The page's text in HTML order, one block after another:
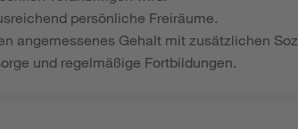
persönliche Freiräume.
angemessenes Gehalt mit zusätzlichen
und regelmäßige Fortbildungen.